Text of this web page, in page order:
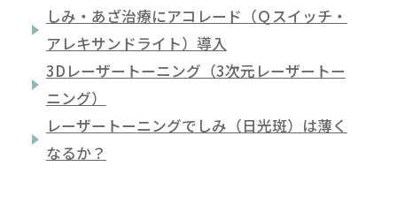
しみ・あざ治療にアコレード（Ｑスイッチ・
アレキサンドライト）導入
3Dレーザートーニング（3次元レーザートー
ニング）
レーザートーニングでしみ（日光斑）は薄く
なるか？